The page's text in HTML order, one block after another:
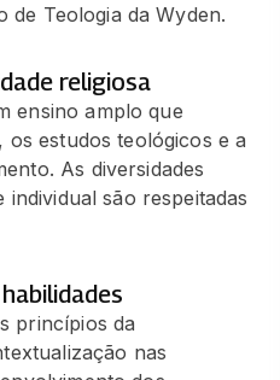
Teologia da Wyden.
religiosa
ensino amplo que
os estudos teológicos e a
As diversidades
individual são respeitadas
princípios da
nas